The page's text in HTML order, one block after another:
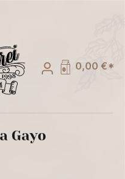
0,00 €*
Gayo